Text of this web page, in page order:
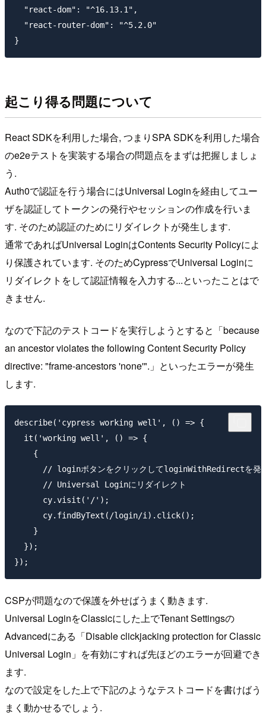
  "react-dom": "^16.13.1",
  "react-router-dom": "^5.2.0"
起こり得る問題について
React SDKを利用した場合, つまりSPA SDKを利用した場合
のe2eテストを実装する場合の問題点をまずは把握しましょ
う.
Auth0で認証を行う場合にはUniversal Loginを経由してユー
ザを認証してトークンの発行やセッションの作成を行いま
す. そのため認証のためにリダイレクトが発生します.
通常であればUniversal LoginはContents Security Policyによ
り保護されています. そのためCypressでUniversal Loginに
リダイレクトをして認証情報を入力する...といったことはで
きません.
なので下記のテストコードを実行しようとすると「because
an ancestor violates the following Content Security Policy
directive: "frame-ancestors 'none'".」といったエラーが発生
します.
describe('cypress working well', () => {
  it('working well', () => {
    {
// loginボタンをクリックしてloginWithRedirectを発
      // Universal Loginにリダイレクト
      cy.visit('/');
      cy.findByText(/login/i).click();
    }
  });
CSPが問題なので保護を外せばうまく動きます.
Universal LoginをClassicにした上でTenant Settingsの
Advancedにある「Disable clickjacking protection for Classic
Universal Login」を有効にすれば先ほどのエラーが回避でき
ます.
なので設定をした上で下記のようなテストコードを書けばう
まく動かせるでしょう.